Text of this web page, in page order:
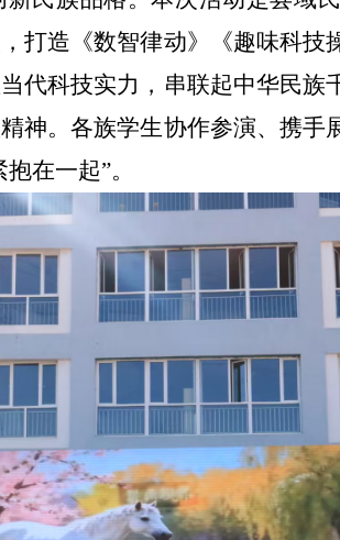
打造《数智律动》《趣味科技
代科技实力，串联起中华民族
神。各族学生协作参演、携手
在一起”。